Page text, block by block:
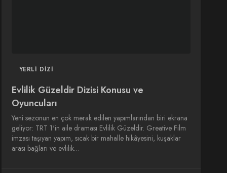
YERLI DIZI
Evlilik Güzeldir Dizisi Konusu ve
Oyuncuları
Yeni sezonun en çok merak edilen yapımlarından biri ekrana
geliyor: TRT 1'in aile draması Evlilik Güzeldir. Greative Film
imzası taşıyan yapım, sıcak bir mahalle hikâyesini, kuşaklar
arası bağları ve evlilik…